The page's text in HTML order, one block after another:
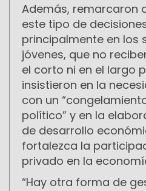
Además, remarcaron
este tipo de
principalmente en los
jóvenes, que no
el corto ni en el largo
insistieron en la
con un
político” y en la
de desarrollo
fortalezca la
privado en la
“Hay otra forma de